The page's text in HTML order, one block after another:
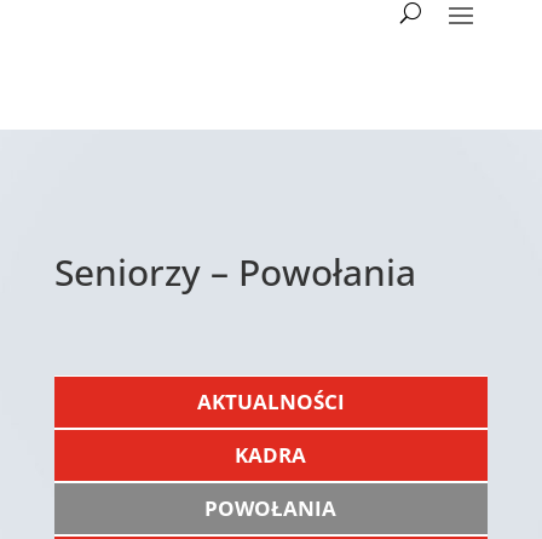
Seniorzy – Powołania
AKTUALNOŚCI
KADRA
POWOŁANIA